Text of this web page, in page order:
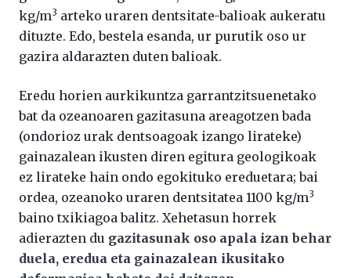
kg/m3 arteko uraren dentsitate-balioak aukeratu
dituzte. Edo, bestela esanda, ur purutik oso ur
gazira aldarazten duten balioak.
Eredu horien aurkikuntza garrantzitsuenetako
bat da ozeanoaren gazitasuna areagotzen bada
(ondorioz urak dentsoagoak izango lirateke)
gainazalean ikusten diren egitura geologikoak
ez lirateke hain ondo egokituko ereduetara; bai
ordea, ozeanoko uraren dentsitatea 1100 kg/m3
baino txikiagoa balitz. Xehetasun horrek
adierazten du gazitasunak oso apala izan behar
duela, eredua eta gainazalean ikusitako